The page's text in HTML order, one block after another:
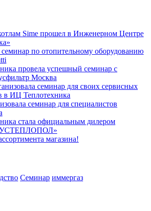
Sime прошел в Инженерном Центре
по отопительному оборудованию
провела успешный семинар с
Москва
семинар для своих сервисных
в ИЦ Теплотехника
семинар для специалистов
стала официальным дилером
магазина!
Семинар иммергаз